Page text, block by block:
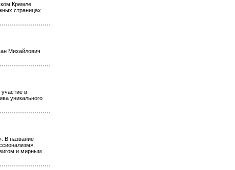
Кремле
страницах
Михайлович
в
уникального
В название
и мирным